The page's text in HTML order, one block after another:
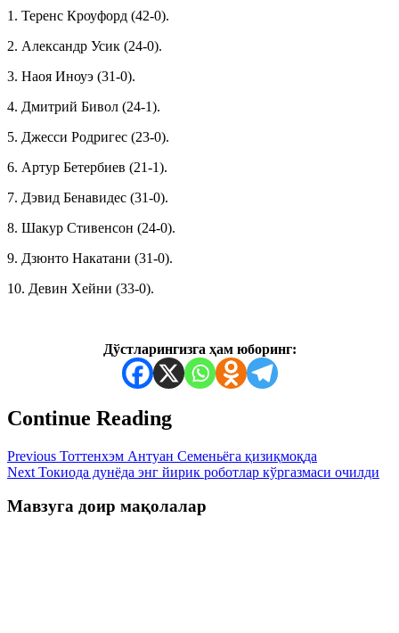
1. Теренс Кроуфорд (42-0).
2. Александр Усик (24-0).
3. Наоя Иноуэ (31-0).
4. Дмитрий Бивол (24-1).
5. Джесси Родригес (23-0).
6. Артур Бетербиев (21-1).
7. Дэвид Бенавидес (31-0).
8. Шакур Стивенсон (24-0).
9. Дзюнто Накатани (31-0).
10. Девин Хейни (33-0).
Дўстларингизга ҳам юборинг:
Continue Reading
Previous Тоттенхэм Антуан Семеньёга қизиқмоқда
Next Токиода дунёда энг йирик роботлар кўргазмаси очилди
Мавзуга доир мақолалар